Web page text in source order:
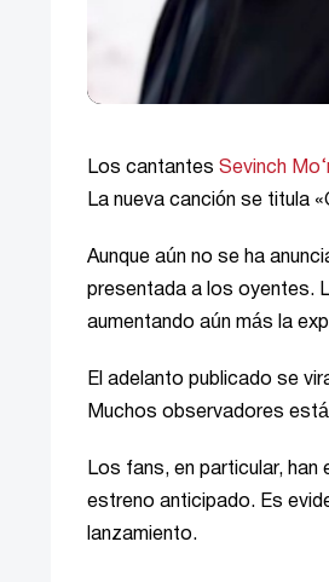
Los cantantes Sevinch
La nueva canción se titula
Aunque aún no se ha
presentada a los oyentes.
aumentando aún más la
El adelanto publicado se
Muchos observadores
Los fans, en particular,
estreno anticipado. Es
lanzamiento.